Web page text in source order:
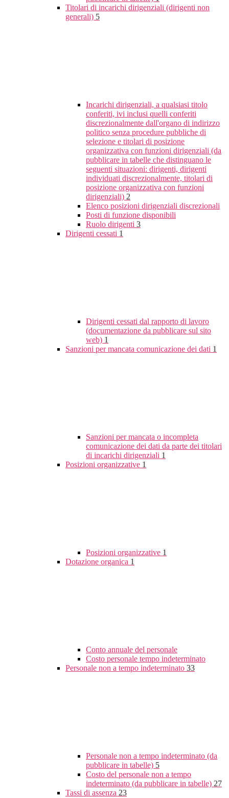
Titolari di incarichi dirigenziali (dirigenti non
generali) 5
Incarichi dirigenziali, a qualsiasi titolo
conferiti, ivi inclusi quelli conferiti
discrezionalmente dall'organo di indirizzo
politico senza procedure pubbliche di
selezione e titolari di posizione
organizzativa con funzioni dirigenziali (da
pubblicare in tabelle che distinguano le
seguenti situazioni: dirigenti, dirigenti
individuati discrezionalmente, titolari di
posizione organizzativa con funzioni
dirigenziali) 2
Elenco posizioni dirigenziali discrezionali
Posti di funzione disponibili
Ruolo dirigenti 3
Dirigenti cessati 1
Dirigenti cessati dal rapporto di lavoro
(documentazione da pubblicare sul sito
web) 1
Sanzioni per mancata comunicazione dei dati 1
Sanzioni per mancata o incompleta
comunicazione dei dati da parte dei titolari
di incarichi dirigenziali 1
Posizioni organizzative 1
Posizioni organizzative 1
Dotazione organica 1
Conto annuale del personale
Costo personale tempo indeterminato
Personale non a tempo indeterminato 33
Personale non a tempo indeterminato (da
pubblicare in tabelle) 5
Costo del personale non a tempo
indeterminato (da pubblicare in tabelle) 27
Tassi di assenza 23